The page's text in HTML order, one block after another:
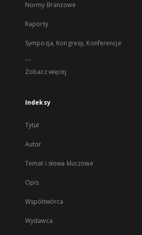
Normy Branżowe
Raporty
Sympozja, Kongresy, Konferencje
...
Zobacz więcej
Indeksy
Tytuł
Autor
Temat i słowa kluczowe
Opis
Współtwórca
Wydawca